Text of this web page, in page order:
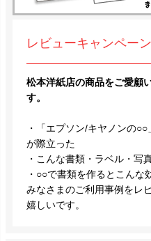
レビューキャンペー
松本洋紙店の商品をご愛顧
す。
・「エプソン/キヤノンの
が際立った
・こんな書類・ラベル・写
・○○で書類を作るとこんな
みなさまのご利用事例をレ
嬉しいです。